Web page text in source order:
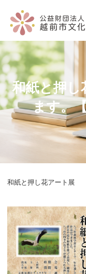
へ
ス
キ
ッ
プ
ョ
ン
に
移
動
和紙と押し
ます。
和紙と押し花アート展